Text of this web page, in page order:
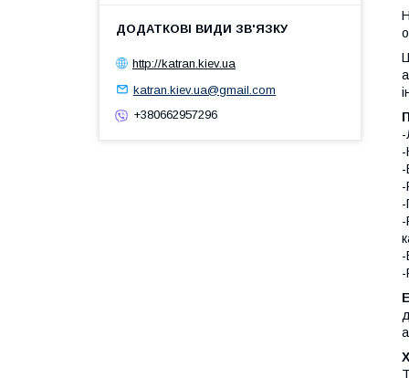
-
-
-
-
-
-
-
http://katran.kiev.ua
katran.kiev.ua@gmail.com
+380662957296